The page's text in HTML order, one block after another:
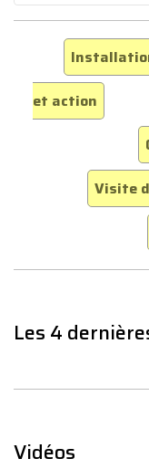
et action
Visite
Les 4
Vidéos